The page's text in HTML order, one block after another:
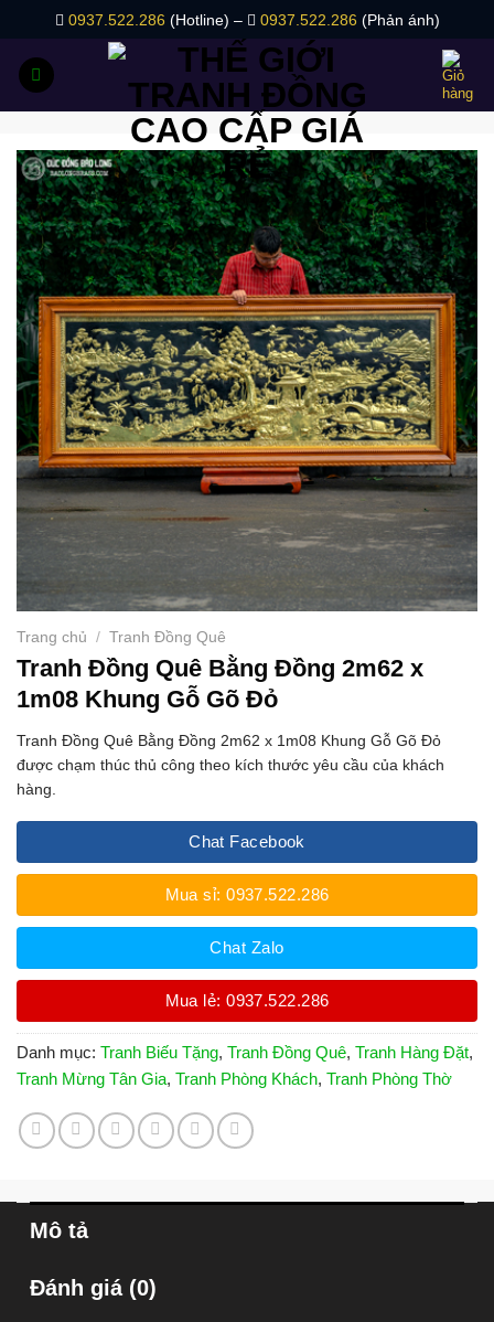
nội
dung
0937.522.286 (Hotline) – 0937.522.286 (Phản ánh)
Trang chủ / Tranh Đồng Quê
Tranh Đồng Quê Bằng Đồng 2m62 x
1m08 Khung Gỗ Gõ Đỏ
Tranh Đồng Quê Bằng Đồng 2m62 x 1m08 Khung Gỗ Gõ Đỏ
được chạm thúc thủ công theo kích thước yêu cầu của khách
hàng.
Chat Facebook
Mua sỉ: 0937.522.286
Chat Zalo
Mua lẻ: 0937.522.286
Danh mục: Tranh Biếu Tặng, Tranh Đồng Quê, Tranh Hàng Đặt,
Tranh Mừng Tân Gia, Tranh Phòng Khách, Tranh Phòng Thờ
Mô tả
Đánh giá (0)